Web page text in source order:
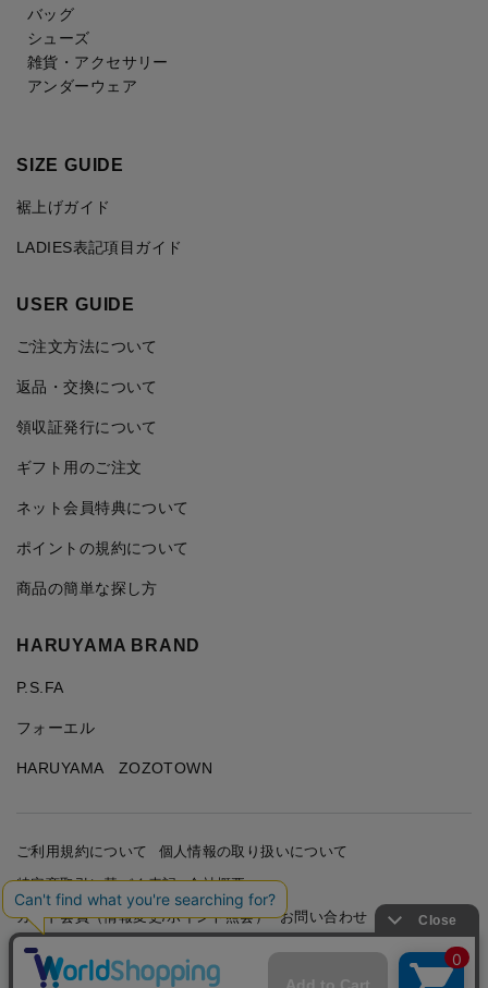
バッグ
シューズ
雑貨・アクセサリー
アンダーウェア
SIZE GUIDE
裾上げガイド
LADIES表記項目ガイド
USER GUIDE
ご注文方法について
返品・交換について
領収証発行について
ギフト用のご注文
ネット会員特典について
ポイントの規約について
商品の簡単な探し方
HARUYAMA BRAND
P.S.FA
フォーエル
HARUYAMA ZOZOTOWN
ご利用規約について
個人情報の取り扱いについて
特定商取引に基づく表記
会社概要
カード会員（情報変更/ポイント照会）
お問い合わせ